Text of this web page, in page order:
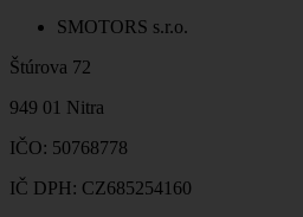
SMOTORS s.r.o.
Štúrova 72
949 01 Nitra
IČO: 50768778
IČ DPH: CZ685254160